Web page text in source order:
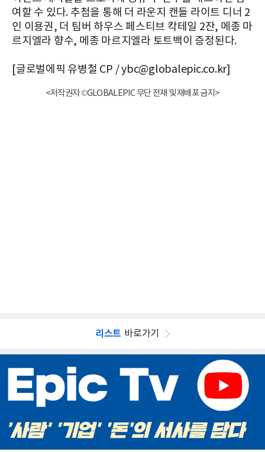
여할 수 있다. 추첨을 통해 더 라운지 캔들 라이트 디너 2
인 이용권, 더 팀버 하우스 페스티브 칵테일 2잔, 메종 마
르지엘라 향수, 메종 마르지엘라 토트백이 증정된다.
[글로벌에픽 유병철 CP / ybc@globalepic.co.kr]
<저작권자 ©GLOBALEPIC 무단 전재 및 재배포 금지>
리스트 바로가기